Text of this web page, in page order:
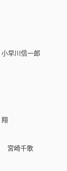
早川信一郎
宮崎千歌